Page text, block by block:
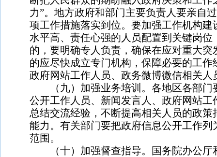
力”。地方政府和部门主要负责人要亲自
项工作措施落实到位。要加强工作机构
水平高、责任心强的人员配置到关键岗
的，要明确专人负责，确保在应对重大
的应尽快成立专门机构，保障必要的工
政府网站工作人员、政务微博微信相关
（九）加强业务培训。各地区各部门
公开工作人员、新闻发言人、政府网站
总结交流经验，不断提高相关人员的政
能力。有关部门要把政府信息公开工作
范围。
（十）加强督查指导。国务院办公厅